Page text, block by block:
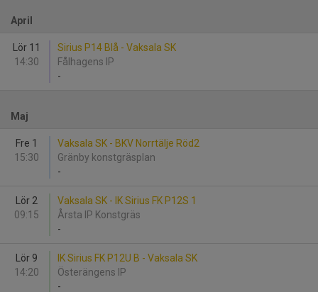
April
Lör 11
14:30
Sirius P14 Blå - Vaksala SK
Fålhagens IP
-
Maj
Fre 1
15:30
Vaksala SK - BKV Norrtälje Röd2
Gränby konstgräsplan
-
Lör 2
09:15
Vaksala SK - IK Sirius FK P12S 1
Årsta IP Konstgräs
-
Lör 9
14:20
IK Sirius FK P12U B - Vaksala SK
Österängens IP
-